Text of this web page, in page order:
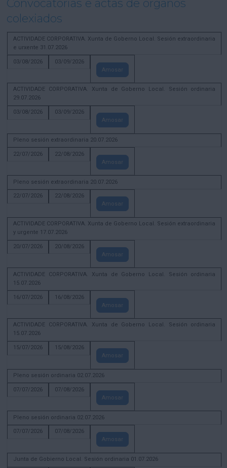
Convocatorias e actas de órganos
colexiados
ACTIVIDADE CORPORATIVA. Xunta de Goberno Local. Sesión extraordinaria
e urxente 31.07.2026
03/08/2026
03/09/2026
Amosar
ACTIVIDADE CORPORATIVA. Xunta de Goberno Local. Sesión ordinaria
29.07.2026
03/08/2026
03/09/2026
Amosar
Pleno sesión extraordinaria 20.07.2026
22/07/2026
22/08/2026
Amosar
Pleno sesión extraordinaria 20.07.2026
22/07/2026
22/08/2026
Amosar
ACTIVIDADE CORPORATIVA. Xunta de Goberno Local. Sesión extraordinaria
y urgente 17.07.2026
20/07/2026
20/08/2026
Amosar
ACTIVIDADE CORPORATIVA. Xunta de Goberno Local. Sesión ordinaria
15.07.2026
16/07/2026
16/08/2026
Amosar
ACTIVIDADE CORPORATIVA. Xunta de Goberno Local. Sesión ordinaria
15.07.2026
15/07/2026
15/08/2026
Amosar
Pleno sesión ordinaria 02.07.2026
07/07/2026
07/08/2026
Amosar
Pleno sesión ordinaria 02.07.2026
07/07/2026
07/08/2026
Amosar
Junta de Gobierno Local. Sesión ordinaria 01.07.2026